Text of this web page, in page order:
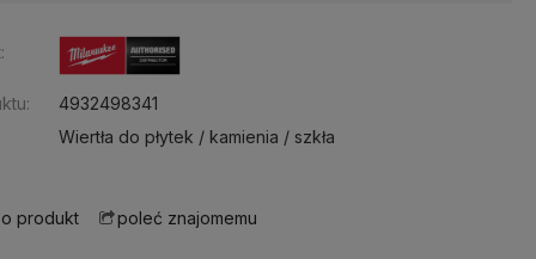
4932498341
Wiertła do płytek / kamienia / szkła
produkt poleć znajomemu